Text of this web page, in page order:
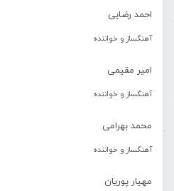
احمد رضایی
آهنگساز و خواننده
امیر مقیمی
آهنگساز و خواننده
محمد بهرامی
آهنگساز و خواننده
مهیار پوریان